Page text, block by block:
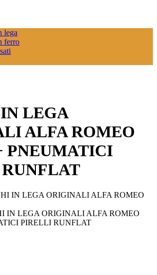
lega
ferro
LEGA
ALFA ROMEO
PNEUMATICI
IN LEGA ORIGINALI ALFA ROMEO
IN LEGA ORIGINALI ALFA ROMEO
PIRELLI RUNFLAT